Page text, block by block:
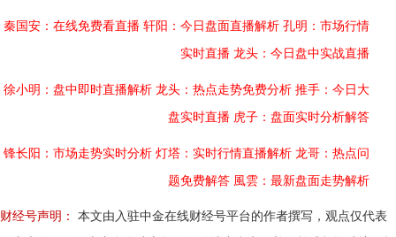
秦国安：在线免费看直播 轩阳：今日盘面直播解析 孔明：市场行情
实时直播 龙头：今日盘中实战直播
徐小明：盘中即时直播解析 龙头：热点走势免费分析 推手：今日大
盘实时直播 虎子：盘面实时分析解答
锋长阳：市场走势实时分析 灯塔：实时行情直播解析 龙哥：热点问
题免费解答 風雲：最新盘面走势解析
财经号声明：
本文由入驻中金在线财经号平台的作者撰写，观点仅代表